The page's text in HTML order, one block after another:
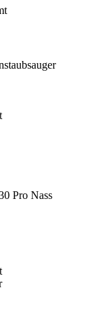
Pro Nass